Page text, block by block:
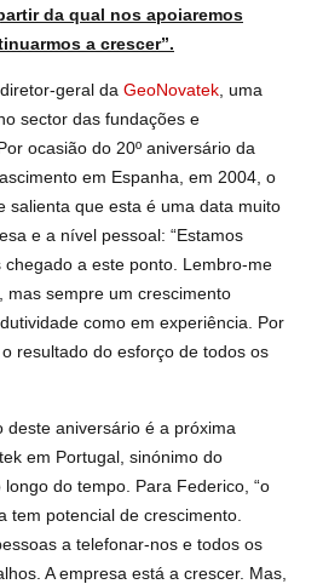
da qual nos apoiaremos
a crescer”.
geral da GeoNovatek, uma
sector das fundações e
ocasião do 20º aniversário da
em Espanha, em 2004, o
salienta que esta é uma data muito
e a nível pessoal: “Estamos
a este ponto. Lembro-me
mas sempre um crescimento
como em experiência. Por
resultado do esforço de todos os
deste aniversário é a próxima
em Portugal, sinónimo do
do tempo. Para Federico, “o
tem potencial de crescimento.
a telefonar-nos e todos os
A empresa está a crescer. Mas,